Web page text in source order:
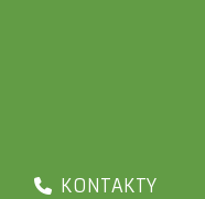
KONTAKTY